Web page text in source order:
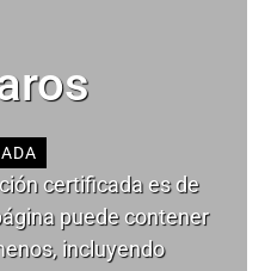
certificada es de
puede contener
incluyendo